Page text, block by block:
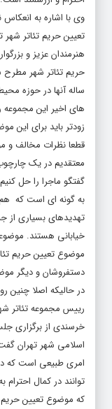
وی با اشاره به
تعیین حریم تئاتر شهر
هنرمندان عزیز و
حریم تئاتر شهر
ساله آنها در حوزه
های اخیر این مجموعه
زودتر باید برای این
قطعا نظرات مخالف و
معتقدیم در یک
گفتگو ماجرا را حل
به گونه ای است که
تهدیدهای بسیاری از
خیابانی هستند.
موضوع تعیین حریم
دستفروشان و دیگر
در حالیکه اصلا چنین
رییس مجموعه تئاتر
خرسندی از برگزاری
اسلامی شهر تهران
امری طبیعی است که
توانند در کمال
که موضوع تعیین